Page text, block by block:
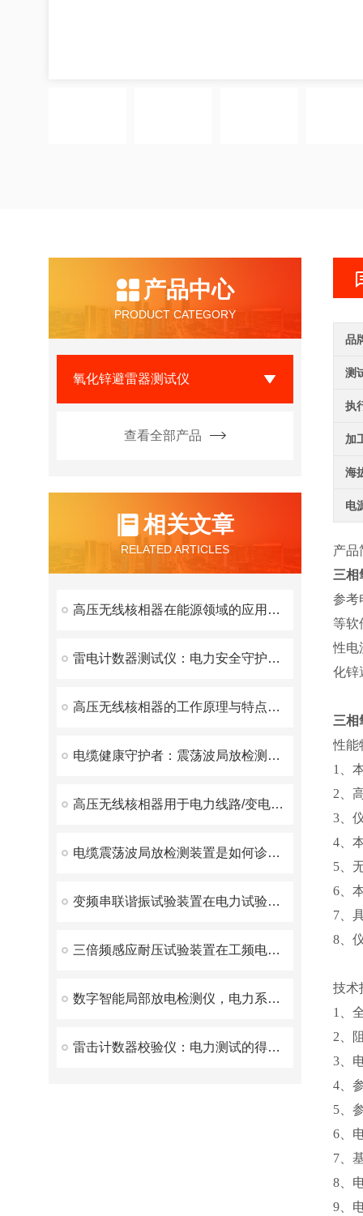
产品中心
PRODUCT CATEGORY
氧化锌避雷器测试仪
查看全部产品
相关文章
RELATED ARTICLES
高压无线核相器在能源领域的应用和价值
雷电计数器测试仪：电力安全守护者的深度解析
高压无线核相器的工作原理与特点解析
电缆健康守护者：震荡波局放检测装置揭秘
高压无线核相器用于电力线路/变电所的相位和相序校验
电缆震荡波局放检测装置是如何诊断和定位的？
变频串联谐振试验装置在电力试验中有什么优势呢？
三倍频感应耐压试验装置在工频电网中的应用
数字智能局部放电检测仪，电力系统的绝缘状态守护者
雷击计数器校验仪：电力测试的得力助手
品
测
执
加
海
电
产品
三相
参考
等软
性电
化锌
三相
性能
1、
2、
3、
4、
5、
6、
7、
8、
技术
1、
2、
3、
4、
5、
6、
7、
8、
9、